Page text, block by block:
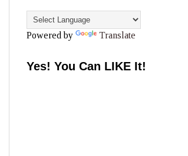
Powered by Translate
Yes! You Can LIKE It!